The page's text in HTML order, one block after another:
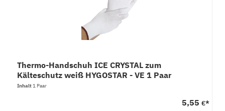
Thermo-Handschuh ICE CRYSTAL zum
Kälteschutz weiß HYGOSTAR - VE 1 Paar
Inhalt1 Paar
5,55 €*